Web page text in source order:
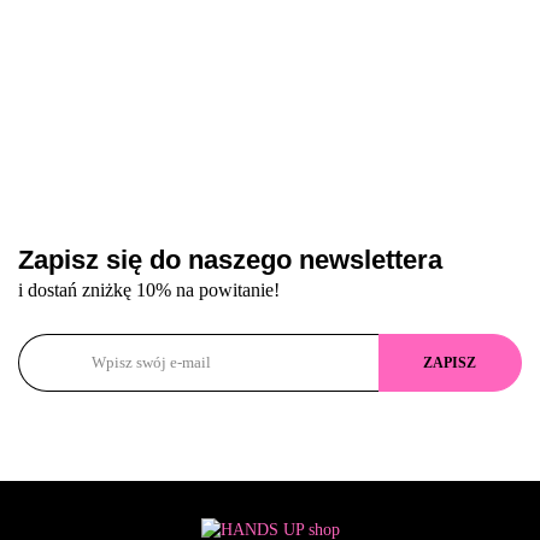
Zapisz się do naszego newslettera
i dostań zniżkę 10% na powitanie!